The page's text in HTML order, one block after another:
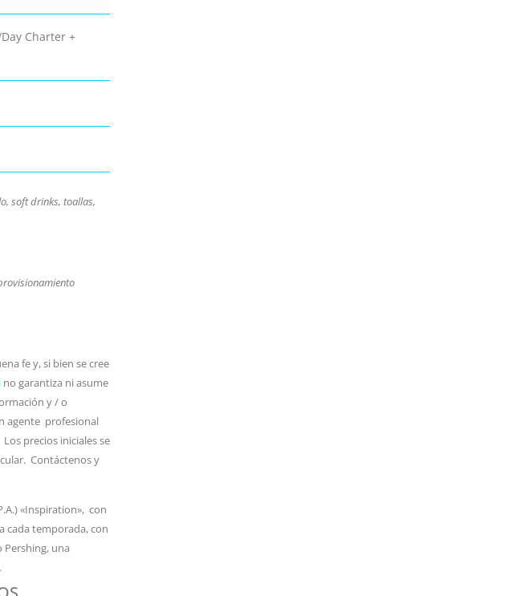
Charter +
soft drinks, toallas,
fe y, si bien se cree
no garantiza ni asume
y / o
agente profesional
precios iniciales se
Contáctenos y
«Inspiration», con
cada temporada, con
una